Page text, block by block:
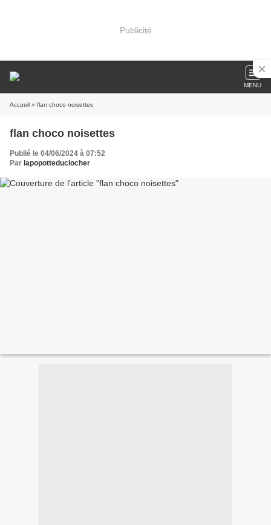
Publicité
MENU
Accueil » flan choco noisettes
flan choco noisettes
Publié le 04/06/2024 à 07:52
Par lapopotteduclocher